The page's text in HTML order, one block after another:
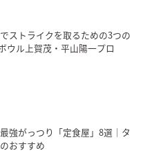
でストライクを取るための3つの
ウル上賀茂・平山陽一プロ
強がっつり「定食屋」8選｜タ
おすすめ